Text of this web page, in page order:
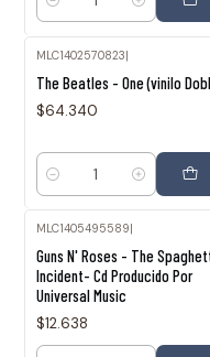
Cantidad
MLC1402570823|
The Beatles - One (vinilo
$64.340
Cantidad
MLC1405495589
Guns N' Roses - The
Incident- Cd Producido Por
Universal Music
$12.638